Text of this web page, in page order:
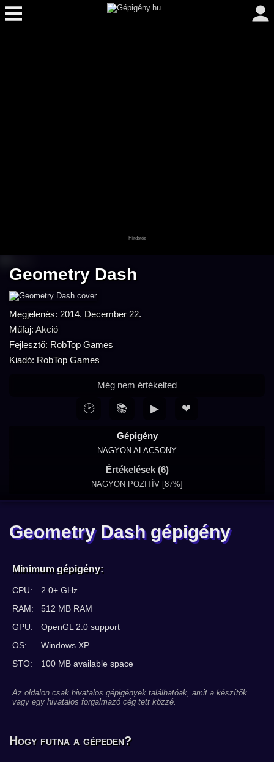
Geometry Dash
Megjelenés: 2014. December 22.
Műfaj: Akció
Fejlesztő: RobTop Games
Kiadó: RobTop Games
Gépigény
NAGYON ALACSONY
Értékelések (6)
NAGYON POZITÍV [87%]
Még nem értékelted
🕑 📚 ▶ ❤
Geometry Dash gépigény
Minimum gépigény:
CPU:
2.0+ GHz
RAM:
512 MB RAM
GPU:
OpenGL 2.0 support
OS:
Windows XP
STO:
100 MB available space
Az oldalon csak hivatalos gépigények találhatóak, amit a készítők
vagy egy hivatalos forgalmazó cég tett közzé.
Hogy futna a gépeden?